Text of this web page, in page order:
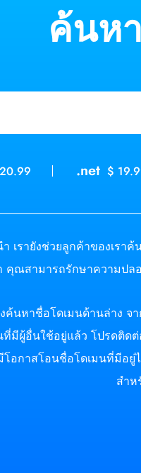
ค้นห
.net $
เรายังช่วยลูกค้าของเร
คุณสามารถรักษาความป
นหาชื่อโดเมนด้านล่าง
ผู้อื่นใช้อยู่แล้ว โปรดติด
าสโอนชื่อโดเมนที่มีอยู่ไ
สำห